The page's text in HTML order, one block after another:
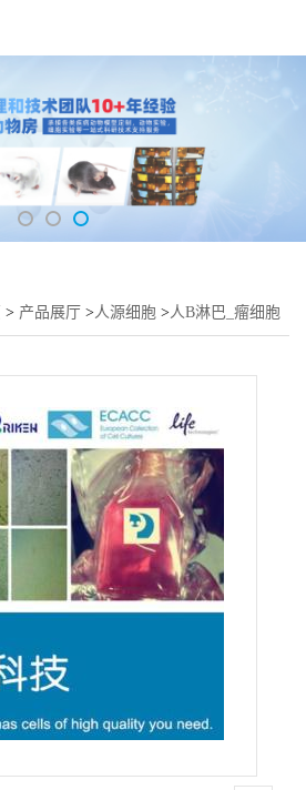
> 产品展厅 >人源细胞 >人B淋巴_瘤细胞